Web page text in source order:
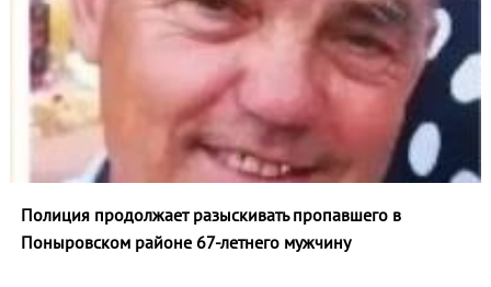
Полиция продолжает разыскивать пропавшего в
Поныровском районе 67-летнего мужчину